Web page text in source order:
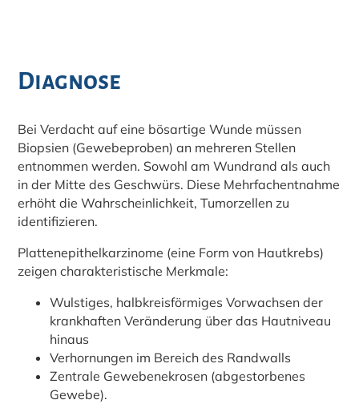
Diagnose
Bei Verdacht auf eine bösartige Wunde müssen
Biopsien (Gewebeproben) an mehreren Stellen
entnommen werden. Sowohl am Wundrand als auch
in der Mitte des Geschwürs. Diese Mehrfachentnahme
erhöht die Wahrscheinlichkeit, Tumorzellen zu
identifizieren.
Plattenepithelkarzinome (eine Form von Hautkrebs)
zeigen charakteristische Merkmale:
Wulstiges, halbkreisförmiges Vorwachsen der
krankhaften Veränderung über das Hautniveau
hinaus
Verhornungen im Bereich des Randwalls
Zentrale Gewebenekrosen (abgestorbenes
Gewebe).